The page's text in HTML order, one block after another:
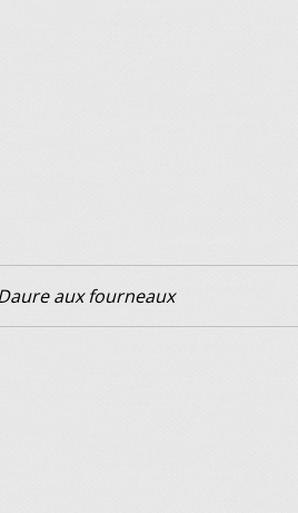
aux fourneaux